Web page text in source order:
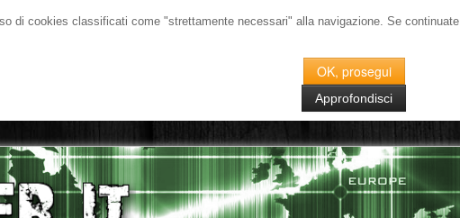
di cookies classificati come "strettamente necessari" alla navigazione. Se
OK, prosegui
Approfondisci